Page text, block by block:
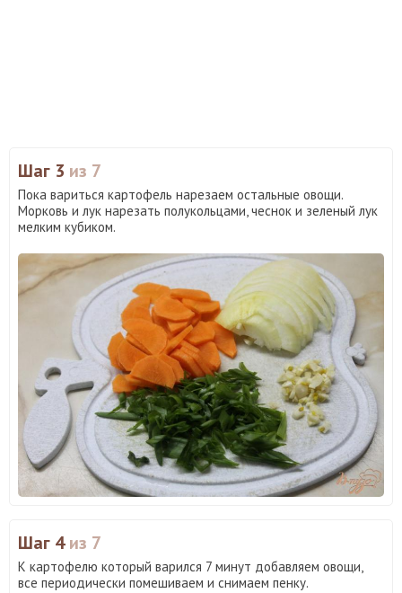
Шаг 3 из 7
Пока вариться картофель нарезаем остальные овощи.
Морковь и лук нарезать полукольцами, чеснок и зеленый лук
мелким кубиком.
Шаг 4из 7
К картофелю который варился 7 минут добавляем овощи,
все периодически помешиваем и снимаем пенку.